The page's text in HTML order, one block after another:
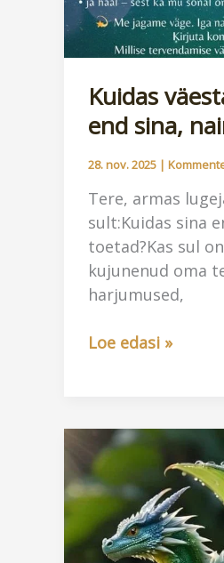
Kuidas
end sina,
28. nov. 2025 |
Tere, armas
sult:Kuidas sina
toetad?Kas sul
kujunenud oma
harjumused,
Kuidas
end
sina,
naine?
Loe edasi »